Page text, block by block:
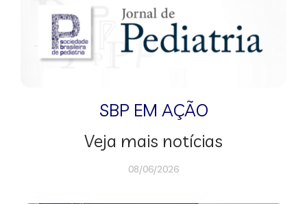
SBP EM AÇÃO
Veja mais notícias
08/06/2026